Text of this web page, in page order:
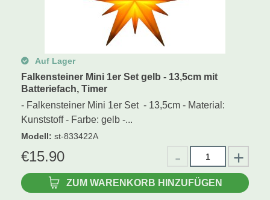
Auf Lager
Falkensteiner Mini 1er Set gelb - 13,5cm mit
Batteriefach, Timer
- Falkensteiner Mini 1er Set - 13,5cm - Material:
Kunststoff - Farbe: gelb -...
Modell: st-833422A
€15.90
ZUM WARENKORB HINZUFÜGEN